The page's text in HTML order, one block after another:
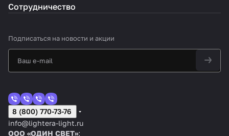
Сотрудничество
Подписаться на новости и акции
8 (800) 770-73-76
info@lightera-light.ru
ООО «ОДИН СВЕТ»: